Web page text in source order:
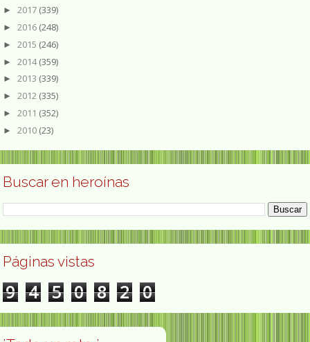
► 2017 (339)
► 2016 (248)
► 2015 (246)
► 2014(359)
► 2013 (339)
► 2012 (335)
► 2011 (352)
► 2010 (23)
Buscar en heroínas
Páginas vistas
9 4 5 0 8 2 0